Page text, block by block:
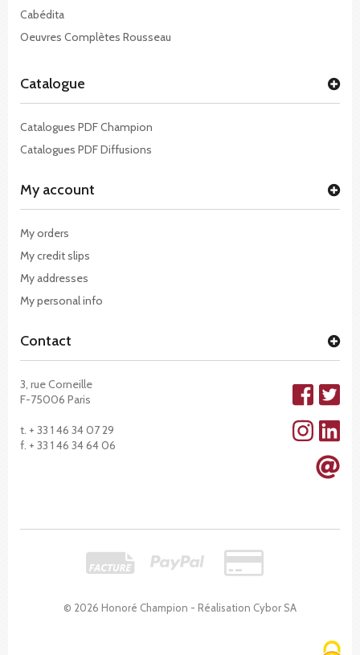
© 2026 Honoré Champion - Réalisation Cybor SA
Cabédita
Oeuvres Complètes Rousseau
Catalogue
Catalogues PDF Champion
Catalogues PDF Diffusions
My account
My orders
My credit slips
My addresses
My personal info
Contact
3, rue Corneille
F-75006 Paris
t. + 33 1 46 34 07 29
f. + 33 1 46 34 64 06